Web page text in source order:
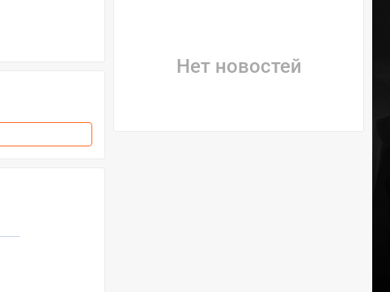
Нет новостей